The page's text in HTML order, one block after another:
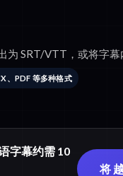
为 SRT/VTT，或将字幕
、PDF 等多种格式
字幕约需 10
将